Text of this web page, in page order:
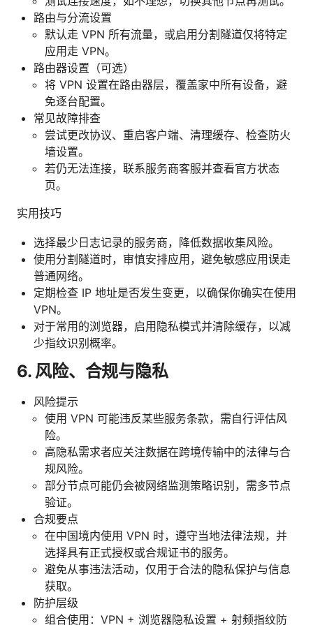
路由与分流设置
默认走 VPN 所有流量，或启用分割隧道仅将特定
应用走 VPN。
路由器设置（可选）
将 VPN 设置在路由器层，覆盖家中所有设备，避
免逐台配置。
常见故障排查
尝试更改协议、重启客户端、清理缓存、检查防火
墙设置。
若仍无法连接，联系服务商客服并查看官方状态
页。
实用技巧
选择最少日志记录的服务商，降低数据收集风险。
使用分割隧道时，审慎安排应用，避免敏感应用误走
普通网络。
定期检查 IP 地址是否发生变更，以确保你确实在使用
VPN。
对于常用的浏览器，启用隐私模式并清除缓存，以减
少指纹识别概率。
6. 风险、合规与隐私
风险提示
使用 VPN 可能违反某些服务条款，需自行评估风
险。
高隐私需求者应关注数据在跨境传输中的法律与合
规风险。
部分节点可能仍会被网络监测策略识别，需多节点
验证。
合规要点
在中国境内使用 VPN 时，遵守当地法律法规，并
选择具有正式授权或合规证书的服务。
避免从事违法活动，仅用于合法的隐私保护与信息
获取。
防护层级
组合使用：VPN + 浏览器隐私设置 + 射频指纹防